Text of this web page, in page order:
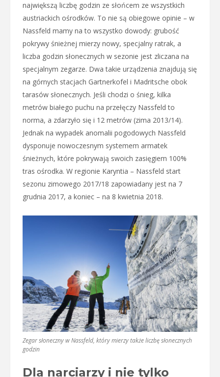
największą liczbę godzin ze słońcem ze wszystkich
austriackich ośrodków. To nie są obiegowe opinie – w
Nassfeld mamy na to wszystko dowody: grubość
pokrywy śnieżnej mierzy nowy, specjalny ratrak, a
liczba godzin słonecznych w sezonie jest zliczana na
specjalnym zegarze. Dwa takie urządzenia znajdują się
na górnych stacjach Gartnerkofel i Madritsche obok
tarasów słonecznych. Jeśli chodzi o śnieg, kilka
metrów białego puchu na przełęczy Nassfeld to
norma, a zdarzyło się i 12 metrów (zima 2013/14).
Jednak na wypadek anomalii pogodowych Nassfeld
dysponuje nowoczesnym systemem armatek
śnieżnych, które pokrywają swoich zasięgiem 100%
tras ośrodka. W regionie Karyntia – Nassfeld start
sezonu zimowego 2017/18 zapowiadany jest na 7
grudnia 2017, a koniec – na 8 kwietnia 2018.
Zegar słoneczny w Nassfeld, który mierzy także liczbę słonecznych
godzin
Dla narciarzy i nie tylko